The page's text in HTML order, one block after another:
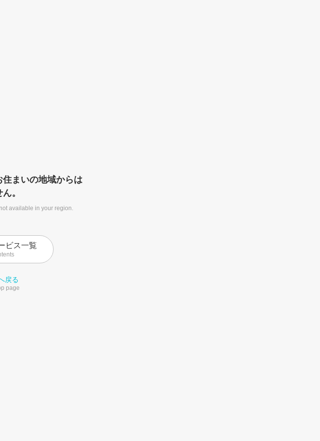
住まいの地域からは
。
available in your region.
ビス一覧
戻る
page